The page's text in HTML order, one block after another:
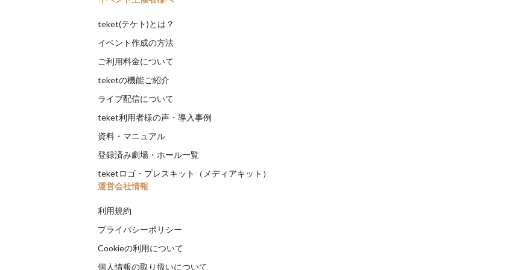
teket(テケト)とは？
イベント作成の方法
ご利用料金について
teketの機能ご紹介
ライブ配信について
teket利用者様の声・導入事例
資料・マニュアル
登録済み劇場・ホール一覧
teketロゴ・プレスキット（メディアキット）
運営会社情報
利用規約
プライバシーポリシー
Cookieの利用について
個人情報の取り扱いについて